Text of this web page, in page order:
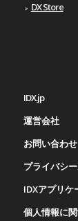
DX Store
IDX.jp
運営会社
お問い合わせ
プライバシ
IDXアプリケ
個人情報に